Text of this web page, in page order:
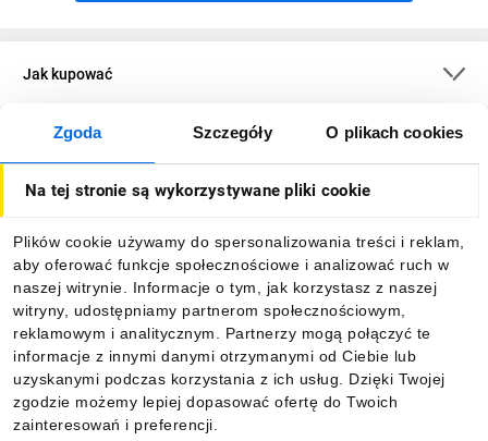
Zgoda Szczegóły O plikach cookies
Na tej stronie są wykorzystywane pliki cookie
Plików cookie używamy do spersonalizowania treści i reklam,
aby oferować funkcje społecznościowe i analizować ruch w
naszej witrynie. Informacje o tym, jak korzystasz z naszej
witryny, udostępniamy partnerom społecznościowym,
reklamowym i analitycznym. Partnerzy mogą połączyć te
informacje z innymi danymi otrzymanymi od Ciebie lub
uzyskanymi podczas korzystania z ich usług. Dzięki Twojej
zgodzie możemy lepiej dopasować ofertę do Twoich
zainteresowań i preferencji.
Jak kupować
O firmie
Informacje
Pobierz naszą aplikację mobilną: